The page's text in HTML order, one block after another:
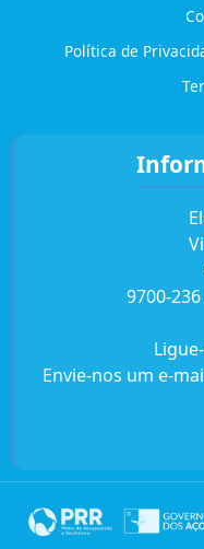
Política de
9700-
Envie-nos um e-